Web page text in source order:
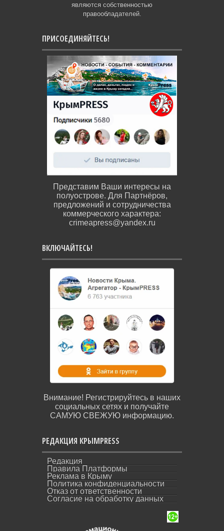
являются собственностью
правообладателей.
ПРИСОЕДИНЯЙТЕСЬ!
Представим Ваши интересы на
полуострове. Для Партнёров,
предложений и сотрудничества
коммерческого характера:
crimeapress@yandex.ru
ВКЛЮЧАЙТЕСЬ!
Внимание! Регистрируйтесь в наших
социальных сетях и получайте
САМУЮ СВЕЖУЮ информацию.
РЕДАКЦИЯ КРЫМPRESS
Редакция
Правила Платформы
Реклама в Крыму
Политика конфиденциальности
Отказ от ответственности
Согласие на обработку данных